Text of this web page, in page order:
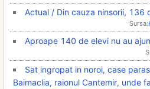
Actual / Din cauza ninsorii, 136
Sursa:
Aproape 140 de elevi nu au
Sat ingropat in noroi, case
Baimaclia, raionul Cantemir, unde